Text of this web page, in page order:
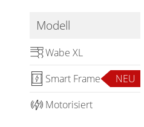
Panneaux
Modell
Wabe XL
Smart Frame
NEU
Motorisiert